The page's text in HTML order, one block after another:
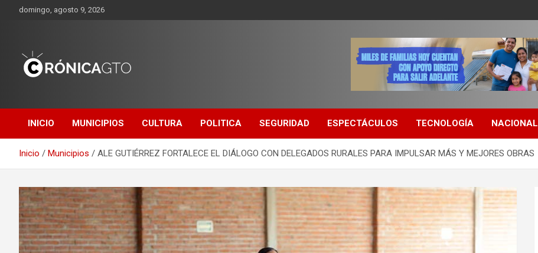
domingo, agosto 9, 2026
GUANAJUATO
INICIO MUNICIPIOS CULTURA POLITICA SEGURIDAD ESPECTÁCULOS TECNOLOGÍA NACIONAL
Inicio Municipios ALE GUTIÉRREZ FORTALECE EL DIÁLOGO CON DELEGADOS RURALES PARA IMPULSAR MÁS Y MEJORES OBRAS